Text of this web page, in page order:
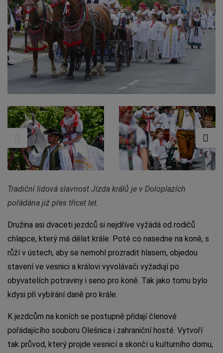
Tradiční lidová slavnost Jízda králů je v Doloplazích
pořádána již přes třicet let.
Družina asi dvaceti jezdců si nejdříve vyžádá od rodičů
chlapce, který má dělat krále. Poté co nasedne na koně, s
růží v ústech, aby se nemohl prozradit hlasem, objedou
stavení ve vesnici a královi vyvolávači vyžadují po
obyvatelích potraviny i seno pro koně. Tak jako tomu bylo
kdysi při vybírání daně pro krále.
K jezdcům na koních se postupně přidají členové
pořádajícího souboru Olešnica i zahraniční hosté. Vytvoří
tak průvod, který projde vesnicí a skončí u kulturního domu,